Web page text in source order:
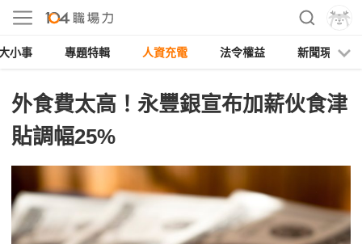
小事 專題特輯 人資充電 法令權益 新聞現場
外食費太高！永豐銀宣布加薪伙食津
貼調幅25%